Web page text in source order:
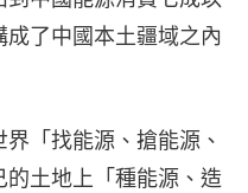
了中國本土疆域之內
「找能源、搶能源、
土地上「種能源、造